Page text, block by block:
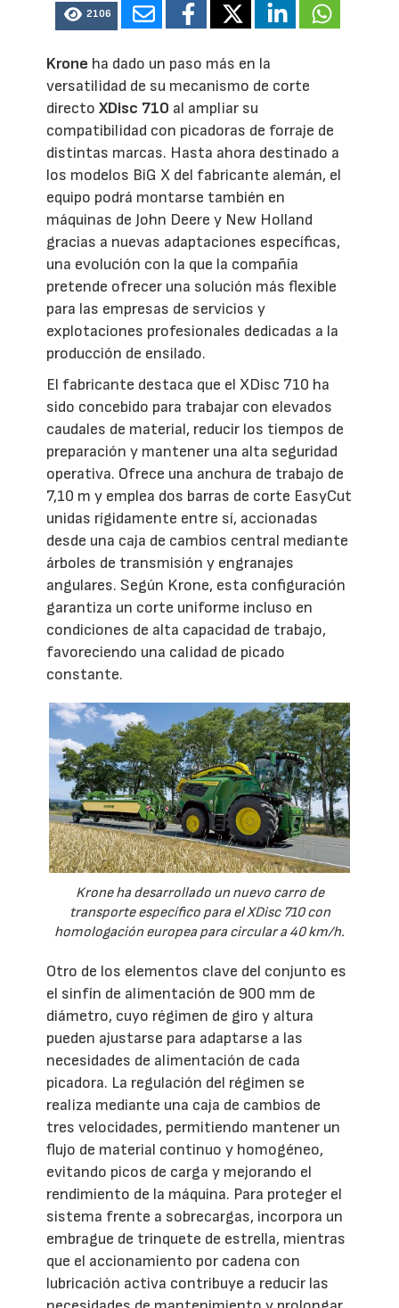
2106
Krone ha dado un paso más en la
versatilidad de su mecanismo de corte
directoXDisc 710 al ampliar su
compatibilidad con picadoras de forraje de
distintas marcas. Hasta ahora destinado a
los modelos BiG X del fabricante alemán, el
equipo podrá montarse también en
máquinas de John Deere y New Holland
gracias a nuevas adaptaciones específicas,
una evolución con la que la compañía
pretende ofrecer una solución más flexible
para las empresas de servicios y
explotaciones profesionales dedicadas a la
producción de ensilado.
El fabricante destaca que el XDisc 710 ha
sido concebido para trabajar con elevados
caudales de material, reducir los tiempos de
preparación y mantener una alta seguridad
operativa. Ofrece una anchura de trabajo de
7,10 m y emplea dos barras de corte EasyCut
unidas rígidamente entre sí, accionadas
desde una caja de cambios central mediante
árboles de transmisión y engranajes
angulares. Según Krone, esta configuración
garantiza un corte uniforme incluso en
condiciones de alta capacidad de trabajo,
favoreciendo una calidad de picado
constante.
Krone ha desarrollado un nuevo carro de
transporte específico para el XDisc 710 con
homologación europea para circular a 40 km/h.
Otro de los elementos clave del conjunto es
el sinfín de alimentación de 900 mm de
diámetro, cuyo régimen de giro y altura
pueden ajustarse para adaptarse a las
necesidades de alimentación de cada
picadora. La regulación del régimen se
realiza mediante una caja de cambios de
tres velocidades, permitiendo mantener un
flujo de material continuo y homogéneo,
evitando picos de carga y mejorando el
rendimiento de la máquina. Para proteger el
sistema frente a sobrecargas, incorpora un
embrague de trinquete de estrella, mientras
que el accionamiento por cadena con
lubricación activa contribuye a reducir las